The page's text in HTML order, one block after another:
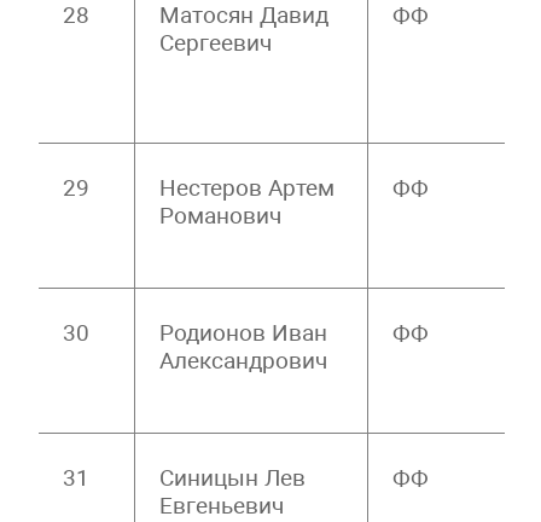
28
Матосян Давид
Сергеевич
ФФ
29
Нестеров Артем
Романович
ФФ
30
Родионов Иван
Александрович
ФФ
31
Синицын Лев
Евгеньевич
ФФ